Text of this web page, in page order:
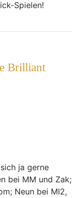
Spielen!
Brilliant
ja gerne
bei MM und Zak;
Neun bei MI2,